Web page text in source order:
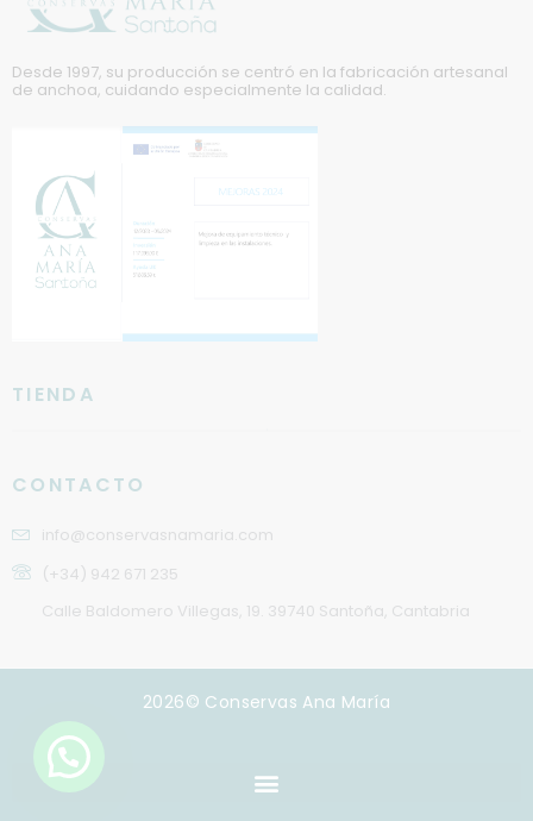
Desde 1997, su producción se centró en la fabricación artesanal
de anchoa, cuidando especialmente la calidad.
TIENDA
CONTACTO
info@conservasnamaria.com
(+34) 942 671 235
Calle Baldomero Villegas, 19. 39740 Santoña, Cantabria
2026© Conservas Ana María